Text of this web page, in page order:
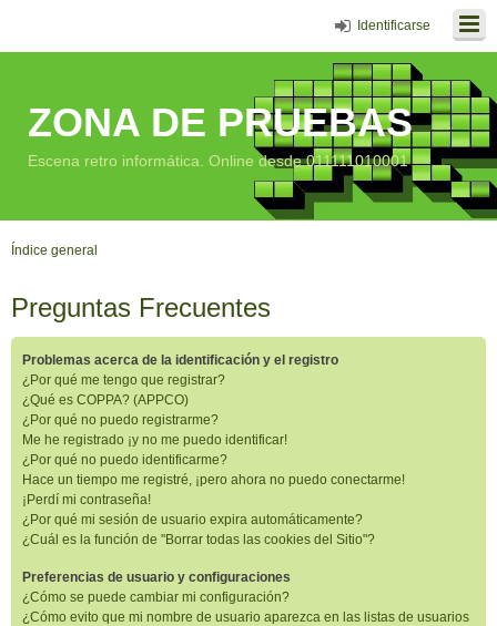
Identificarse
ZONA DE PRUEBAS
Escena retro informática. Online desde 011111010001
Índice general
Preguntas Frecuentes
Problemas acerca de la identificación y el registro
¿Por qué me tengo que registrar?
¿Qué es COPPA? (APPCO)
¿Por qué no puedo registrarme?
Me he registrado ¡y no me puedo identificar!
¿Por qué no puedo identificarme?
Hace un tiempo me registré, ¡pero ahora no puedo conectarme!
¡Perdí mi contraseña!
¿Por qué mi sesión de usuario expira automáticamente?
¿Cuál es la función de "Borrar todas las cookies del Sitio"?
Preferencias de usuario y configuraciones
¿Cómo se puede cambiar mi configuración?
¿Cómo evito que mi nombre de usuario aparezca en las listas de usuarios